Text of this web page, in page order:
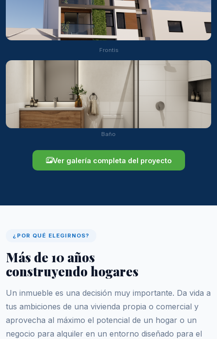
Frontis
Baño
Ver galería completa del proyecto
¿POR QUÉ ELEGIRNOS?
Más de 10 años
construyendo hogares
Un inmueble es una decisión muy importante. Da vida a
tus ambiciones de una vivienda propia o comercial y
aprovecha al máximo el potencial de un hogar o un
negocio para alquiler en un entorno diseñado para el